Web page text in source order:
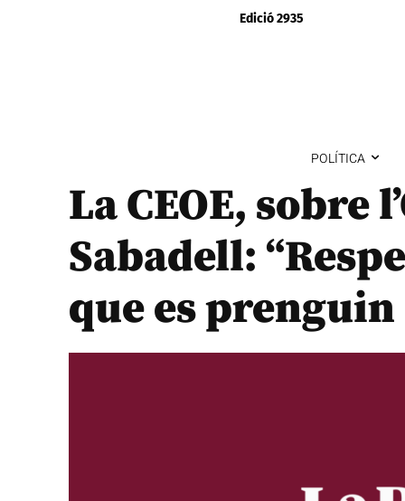
Edició 2935
POLÍTICA
La CEOE, sobre
Sabadell:
que es